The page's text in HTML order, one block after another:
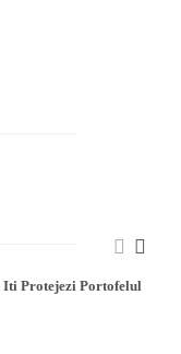
Iti Protejezi Portofelul